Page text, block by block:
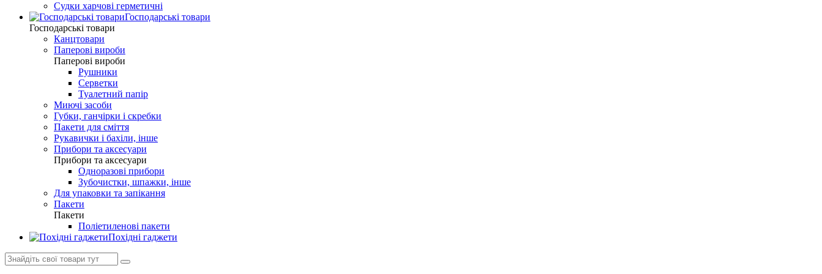
Судки харчові герметичні
Господарські товари
Господарські товари
Канцтовари
Паперові вироби
Паперові вироби
Рушники
Серветки
Туалетний папір
Миючі засоби
Губки, ганчірки і скребки
Пакети для сміття
Рукавички і бахіли, інше
Прибори та аксесуари
Прибори та аксесуари
Одноразові прибори
Зубочистки, шпажки, інше
Для упаковки та запікання
Пакети
Пакети
Поліетиленові пакети
Похідні гаджети